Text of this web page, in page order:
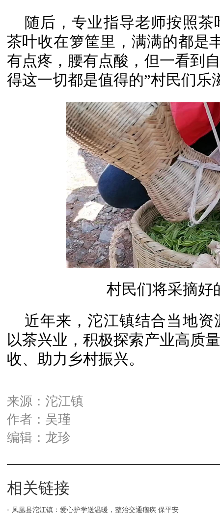
随后，专业指导老师按照
茶叶收在箩筐里，满满的都是
有点疼，腰有点酸，但一看到
得这一切都是值得的”村民们乐
村民们将采摘好
近年来，沱江镇结合当地
以茶兴业，积极探索产业高质
收、助力乡村振兴。
来源：沱江镇
作者：吴瑾
编辑：龙珍
相关链接
凤凰县沱江镇：爱心护学送温暖，整治交通痼疾 保平安